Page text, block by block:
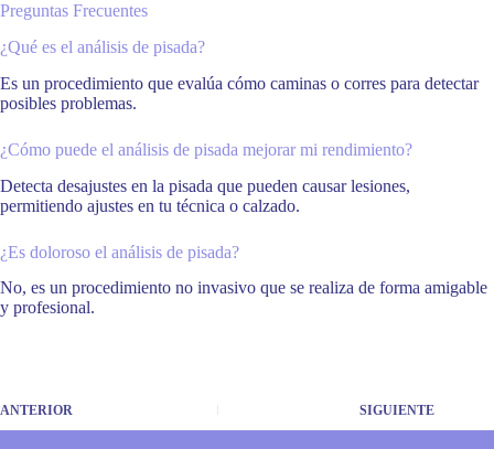
Preguntas Frecuentes
¿Qué es el análisis de pisada?
Es un procedimiento que evalúa cómo caminas o corres para detectar
posibles problemas.
¿Cómo puede el análisis de pisada mejorar mi rendimiento?
Detecta desajustes en la pisada que pueden causar lesiones,
permitiendo ajustes en tu técnica o calzado.
¿Es doloroso el análisis de pisada?
No, es un procedimiento no invasivo que se realiza de forma amigable
y profesional.
ANTERIOR SIGUIENTE